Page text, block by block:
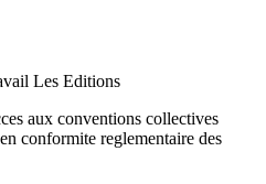
Les Editions
aux conventions collectives
conformite reglementaire des